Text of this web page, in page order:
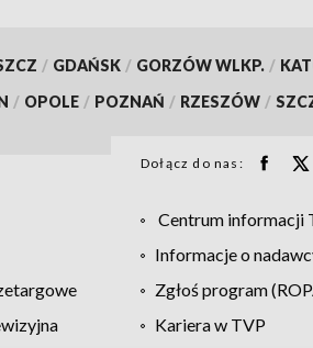
/ GDAŃSK / GORZÓW WLKP. /
/ OPOLE / POZNAŃ / RZESZÓW /
Dołącz do nas:
Centrum informacji
Informacje o
Zgłoś program
Kariera w TVP